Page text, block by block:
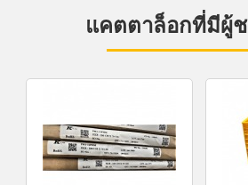
แคตตาล็อกที่มีผู้